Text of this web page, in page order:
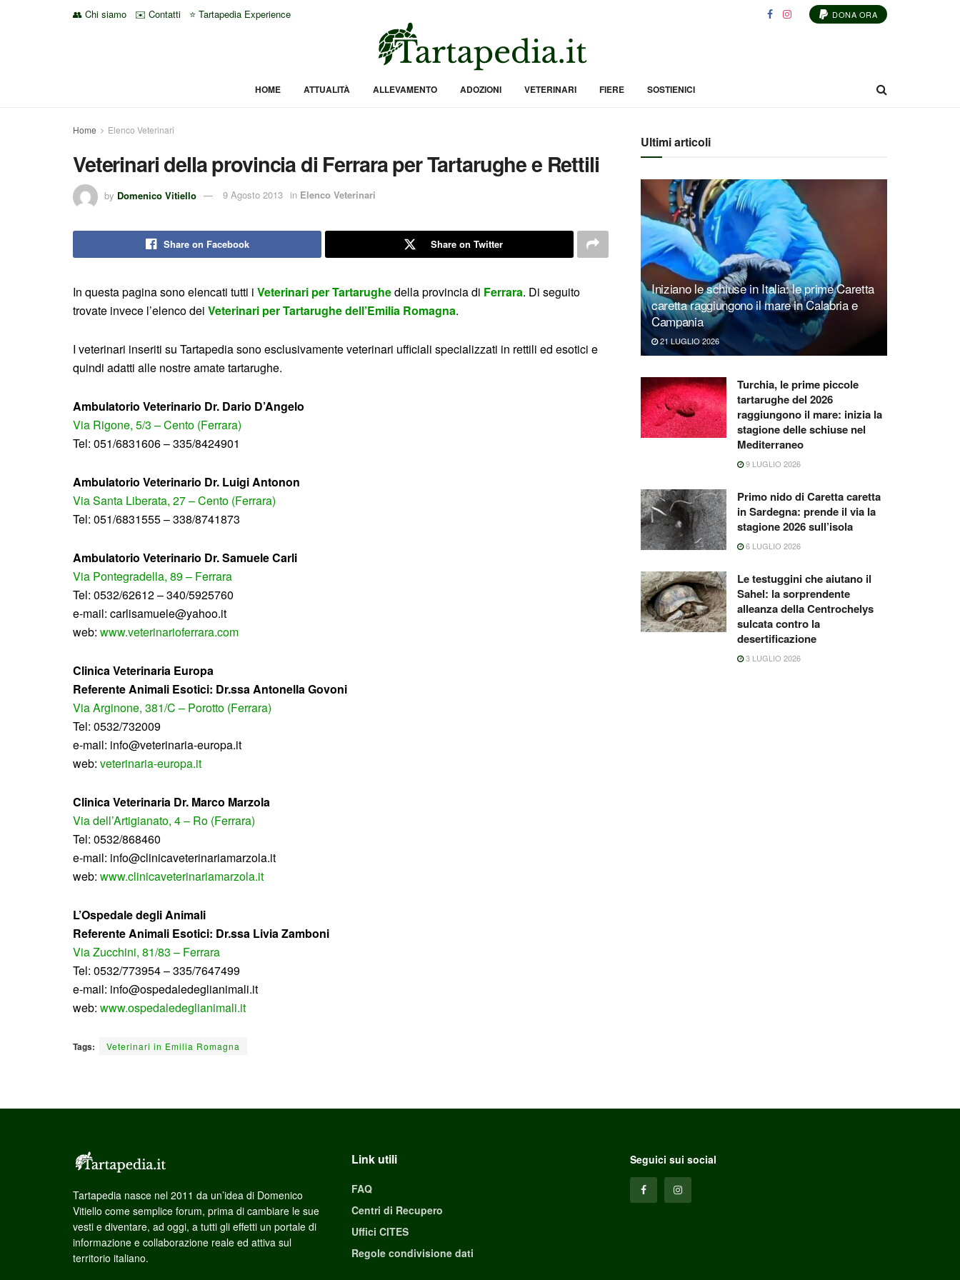
👥 Chi siamo ✉️ Contatti ⭐ Tartapedia Experience DONA ORA
HOME ATTUALITÀ ALLEVAMENTO ADOZIONI VETERINARI FIERE SOSTIENICI
Home Elenco Veterinari
Veterinari della provincia di Ferrara per Tartarughe e Rettili
by Domenico Vitiello 9 Agosto 2013 in Elenco Veterinari
Share on Facebook Share on Twitter
In questa pagina sono elencati tutti i Veterinari per Tartarughedella provincia di Ferrara. Di seguito
trovate invece l’elenco dei Veterinari per Tartarughe dell’Emilia Romagna.
I veterinari inseriti su Tartapedia sono esclusivamente veterinari ufficiali specializzati in rettili ed esotici e
quindi adatti alle nostre amate tartarughe.
Ambulatorio Veterinario Dr. Dario D’Angelo
Via Rigone, 5/3 – Cento (Ferrara)
Tel: 051/6831606 – 335/8424901
Ambulatorio Veterinario Dr. Luigi Antonon
Via Santa Liberata, 27 – Cento (Ferrara)
Tel: 051/6831555 – 338/8741873
Ambulatorio Veterinario Dr. Samuele Carli
Via Pontegradella, 89 – Ferrara
Tel: 0532/62612 – 340/5925760
e-mail: carlisamuele@yahoo.it
web: www.veterinarioferrara.com
Clinica Veterinaria Europa
Referente Animali Esotici: Dr.ssa Antonella Govoni
Via Arginone, 381/C – Porotto (Ferrara)
Tel: 0532/732009
e-mail: info@veterinaria-europa.it
web: veterinaria-europa.it
Clinica Veterinaria Dr. Marco Marzola
Via dell’Artigianato, 4 – Ro (Ferrara)
Tel: 0532/868460
e-mail: info@clinicaveterinariamarzola.it
web: www.clinicaveterinariamarzola.it
L’Ospedale degli Animali
Referente Animali Esotici: Dr.ssa Livia Zamboni
Via Zucchini, 81/83 – Ferrara
Tel: 0532/773954 – 335/7647499
e-mail: info@ospedaledeglianimali.it
web: www.ospedaledeglianimali.it
Tags: Veterinari in Emilia Romagna
Ultimi articoli
Iniziano le schiuse in Italia: le prime Caretta
caretta raggiungono il mare in Calabria e
Campania
21 LUGLIO 2026
Turchia, le prime piccole
tartarughe del 2026
raggiungono il mare: inizia la
stagione delle schiuse nel
Mediterraneo
9 LUGLIO 2026
Primo nido di Caretta caretta
in Sardegna: prende il via la
stagione 2026 sull’isola
6 LUGLIO 2026
Le testuggini che aiutano il
Sahel: la sorprendente
alleanza della Centrochelys
sulcata contro la
desertificazione
3 LUGLIO 2026
Tartapedia nasce nel 2011 da un’idea di Domenico
Vitiello come semplice forum, prima di cambiare le sue
vesti e diventare, ad oggi, a tutti gli effetti un portale di
informazione e collaborazione reale ed attiva sul
territorio italiano.
Link utili
FAQ
Centri di Recupero
Uffici CITES
Regole condivisione dati
Seguici sui social